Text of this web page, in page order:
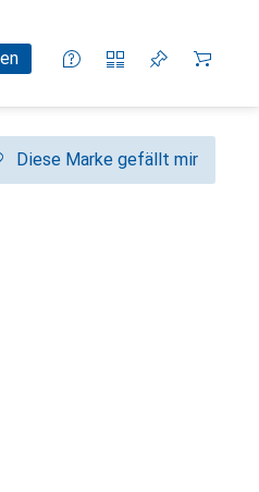
Diese Marke gefällt mir